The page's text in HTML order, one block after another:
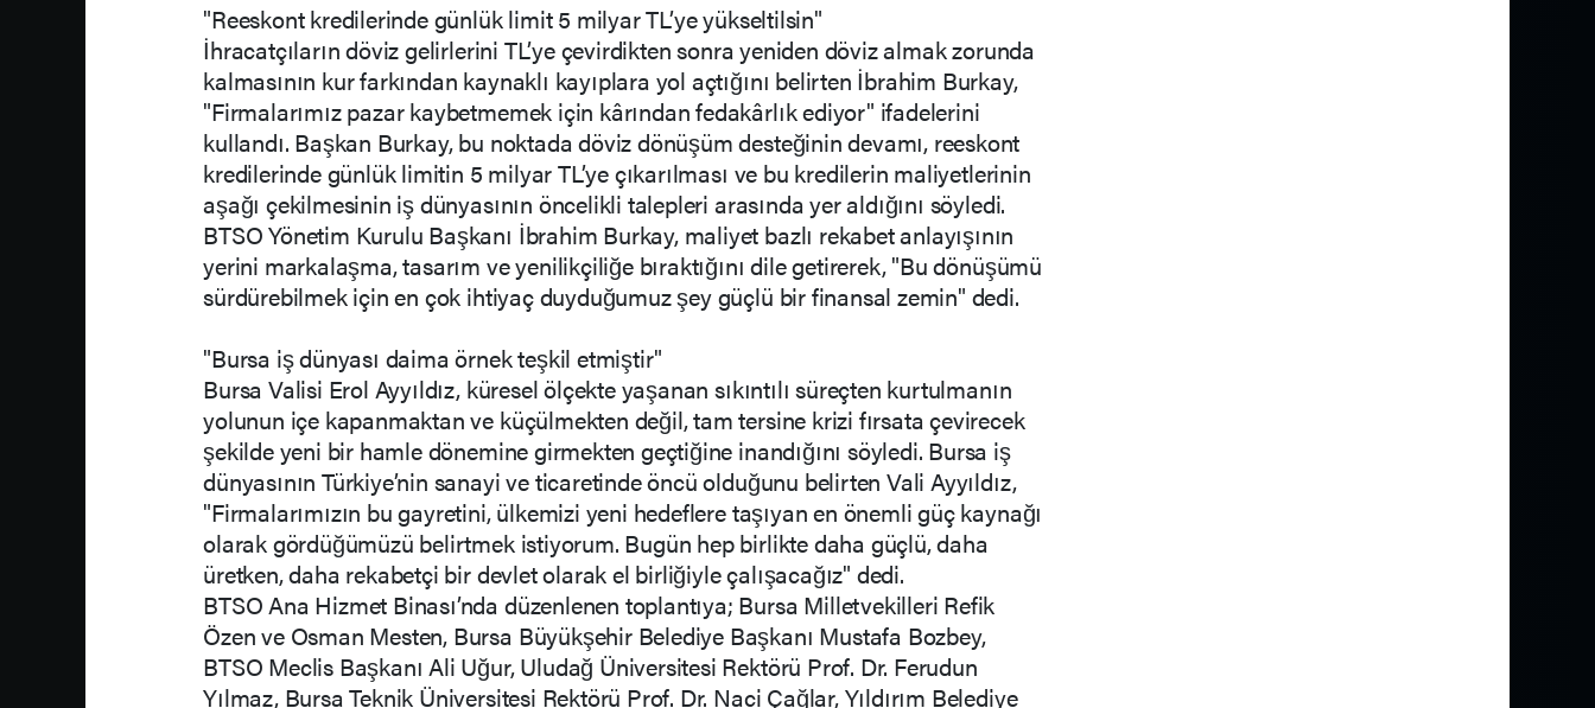
"Reeskont kredilerinde günlük limit 5 milyar TL’ye yükseltilsin"
İhracatçıların döviz gelirlerini TL’ye çevirdikten sonra yeniden döviz almak zorunda
kalmasının kur farkından kaynaklı kayıplara yol açtığını belirten İbrahim Burkay,
"Firmalarımız pazar kaybetmemek için kârından fedakârlık ediyor" ifadelerini
kullandı. Başkan Burkay, bu noktada döviz dönüşüm desteğinin devamı, reeskont
kredilerinde günlük limitin 5 milyar TL’ye çıkarılması ve bu kredilerin maliyetlerinin
aşağı çekilmesinin iş dünyasının öncelikli talepleri arasında yer aldığını söyledi.
BTSO Yönetim Kurulu Başkanı İbrahim Burkay, maliyet bazlı rekabet anlayışının
yerini markalaşma, tasarım ve yenilikçiliğe bıraktığını dile getirerek, "Bu dönüşümü
sürdürebilmek için en çok ihtiyaç duyduğumuz şey güçlü bir finansal zemin" dedi.
"Bursa iş dünyası daima örnek teşkil etmiştir"
Bursa Valisi Erol Ayyıldız, küresel ölçekte yaşanan sıkıntılı süreçten kurtulmanın
yolunun içe kapanmaktan ve küçülmekten değil, tam tersine krizi fırsata çevirecek
şekilde yeni bir hamle dönemine girmekten geçtiğine inandığını söyledi. Bursa iş
dünyasının Türkiye’nin sanayi ve ticaretinde öncü olduğunu belirten Vali Ayyıldız,
"Firmalarımızın bu gayretini, ülkemizi yeni hedeflere taşıyan en önemli güç kaynağı
olarak gördüğümüzü belirtmek istiyorum. Bugün hep birlikte daha güçlü, daha
üretken, daha rekabetçi bir devlet olarak el birliğiyle çalışacağız" dedi.
BTSO Ana Hizmet Binası’nda düzenlenen toplantıya; Bursa Milletvekilleri Refik
Özen ve Osman Mesten, Bursa Büyükşehir Belediye Başkanı Mustafa Bozbey,
BTSO Meclis Başkanı Ali Uğur, Uludağ Üniversitesi Rektörü Prof. Dr. Ferudun
Yılmaz, Bursa Teknik Üniversitesi Rektörü Prof. Dr. Naci Çağlar, Yıldırım Belediye